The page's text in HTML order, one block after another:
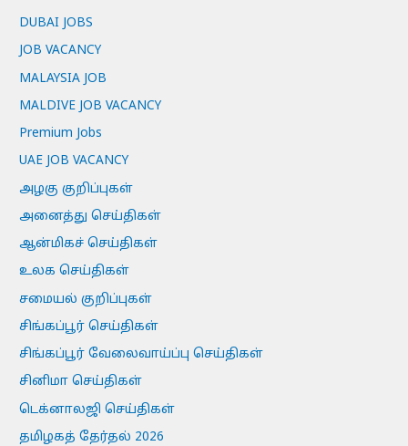
DUBAI JOBS
JOB VACANCY
MALAYSIA JOB
MALDIVE JOB VACANCY
Premium Jobs
UAE JOB VACANCY
அழகு குறிப்புகள்
அனைத்து செய்திகள்
ஆன்மிகச் செய்திகள்
உலக செய்திகள்
சமையல் குறிப்புகள்
சிங்கப்பூர் செய்திகள்
சிங்கப்பூர் வேலைவாய்ப்பு செய்திகள்
சினிமா செய்திகள்
டெக்னாலஜி செய்திகள்
தமிழகத் தேர்தல் 2026